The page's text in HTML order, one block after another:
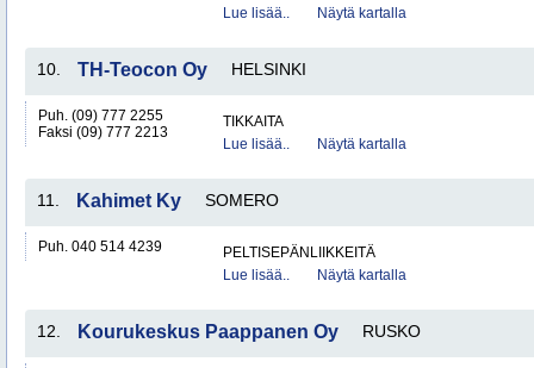
Lue lisää..
Näytä kartalla
10. TH-Teocon Oy HELSINKI
Puh. (09) 777 2255
Faksi (09) 777 2213
TIKKAITA
Lue lisää..
Näytä kartalla
11. Kahimet Ky SOMERO
Puh. 040 514 4239
PELTISEPÄNLIIKKEITÄ
Lue lisää..
Näytä kartalla
12. Kourukeskus Paappanen Oy RUSKO